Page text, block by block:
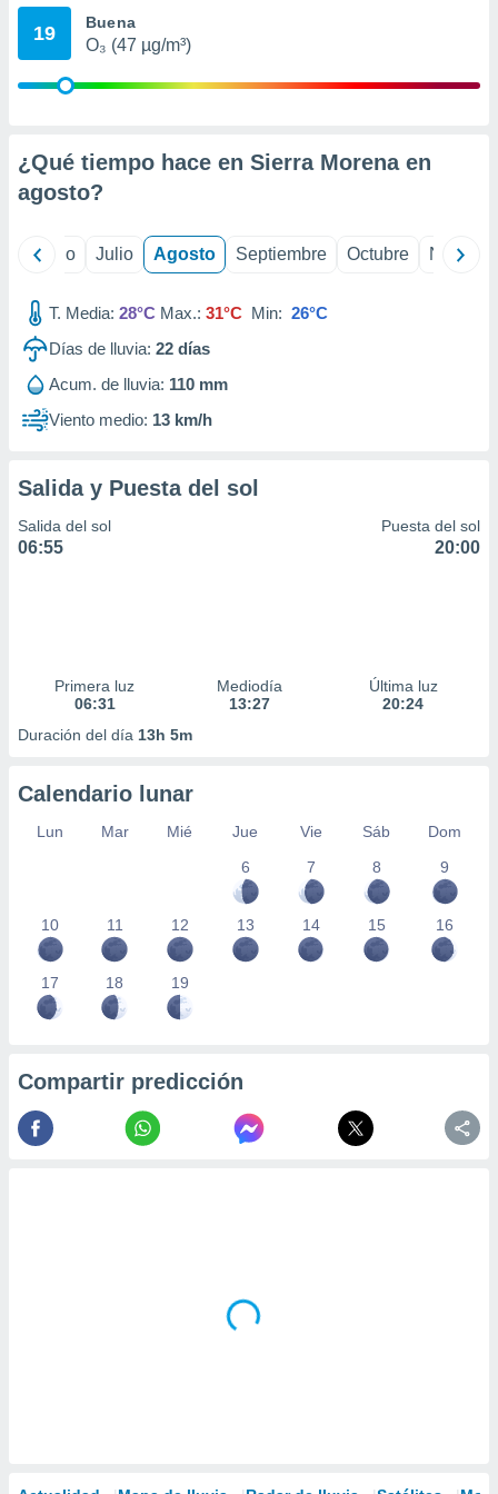
publicidad
1199
19 Buena
O₃ (47 µg/m³)
¿Qué tiempo hace en Sierra Morena en
agosto?
Junio Julio Agosto Septiembre Octubre
T. Media: 28°C Max.: 31°C Min: 26°C
Días de lluvia: 22 días
Acum. de lluvia: 110 mm
Viento medio: 13 km/h
Salida y Puesta del sol
Salida del sol
06:55
Puesta del sol
20:00
Primera luz
06:31
Mediodía
13:27
Última luz
20:24
Duración del día 13h 5m
Calendario lunar
Lun Mar Mié Jue Vie Sáb
Dom
6
7 8 9
10 11 12 13 14 15 16
17 18 19
Compartir predicción